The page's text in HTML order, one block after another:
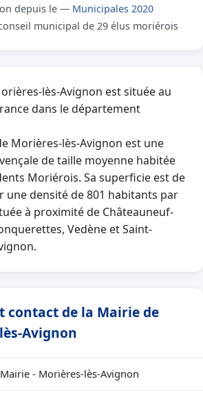
depuis le — Municipales 2020
municipal de 29 élus moriérois
lès-Avignon est située au
dans le département
Morières-lès-Avignon est une
de taille moyenne habitée
Moriérois. Sa superficie est de
une densité de 801 habitants par
à proximité de Châteauneuf-
Vedène et Saint-
contact de la Mairie de
Avignon
Mairie - Morières-lès-Avignon